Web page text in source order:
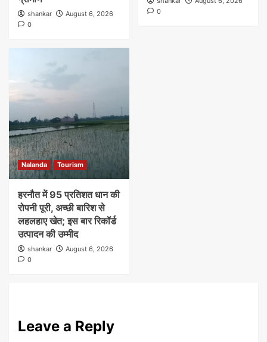
shankar
August 6, 2026
0
0
Nalanda Tourism
हरनौत में 95 प्रतिशत धान की
रोपनी पूरी, अच्छी बारिश से
लहलहाए खेत; इस बार रिकॉर्ड
उत्पादन की उम्मीद
shankar
August 6, 2026
0
Leave a Reply